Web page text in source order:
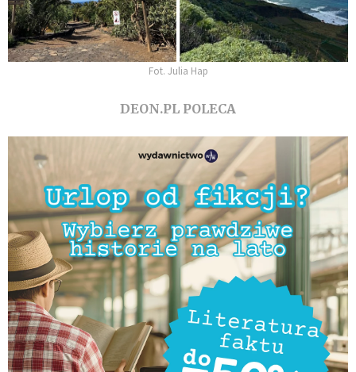
Fot. Julia Hap
DEON.PL POLECA